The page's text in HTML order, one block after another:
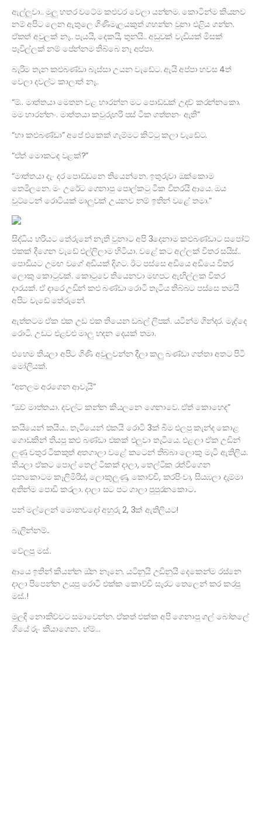
ඇල්ලුවා.. මුලු හතර වටේම කළුවර වෙලා යන්නම. කොටින්ම කියනව
නම් අපිට ලෙන ඇතුලෙ ගිණිමැලයකුත් ගහන්න වුනා එළිය ගන්න.
ඒකත් අවුලක් නෑ.. පැයයි, දෙකයි, තුනයි.. අඩුවක් වැඩියක් මිසක්
පෑවිල්ලක් නම් පේන්නම තිබ්බෙ නෑ අප්පා.
බැරිම තැන කළුබණ්ඩා බැස්සා උයන වැඩේට. ඇයි අප්පා හවස 4ත්
වෙලා දවල්ට කාලාත් නෑ..
“ම්.. මාත්තයා මෙතන වළ හාරන්න මට පොඩ්ඩක් උදව් කරන්නකො.
මම හාරන්නං. මාත්තයා කවුරුහරි පස් ටික ගත්තනං ඇති”
“හා කළුබණ්ඩා” අපේ එකෙක් ගැම්මට කිට්ටු කලා වැඩේට.
“ඒත් මොකටද වළක්?”
“මාත්තයා දැං දර පොඩ්ඩනෙ තියෙන්නෙ. ඉතුරුවා ඔක්කොම
තෙමිලනෙ. මං උරේට ගෙනාපු පොල්කටු ටික විතරයි ආයෙ. ඔය
චුට්ටෙන් රොටියක් මාලුවක් උයනව නම් ඉතින් වළේ තමා.”
සිද්ධිය හරියට තේරුනේ නැති වුනාට අපි 3දෙනාම කළුබණ්ඩාට සපෝට්
එකක් දීගෙන වැඩේ එල්ලිලාම හිටියා. වළේ කට අල්ලක් විතර සයිස්..
පොඩියට උමඟ වගේ අඩියක් දිගට. ඊට පස්සෙ අඩියෙ අඩියෙ විතර
ලොකු කොටුවක්. කොටුවෙ තියෙනවා මහපට ඇඟිල්ලක විතර
දාරයක්. ඒ දාරෙ උඩින් කළු බණ්ඩා රොටි තැටිය තිබ්බට පස්සෙ තමයි
අපිට වැඩේ තේරුනේ.
ඇත්තටම ඒක එක උඩ එක තියෙන ඩබල් ලිපක්. යටින්ම ගින්දර. මැද්දෙ
රොටි. උඩට එළවළු මාලු හදන දෙයක් තමා.
එහෙම තියලා අපිට ගිණි අවුලුවන්න දීලා කලු බණ්ඩා ගත්තා අතට පිටි
මෝලියක්.
“අනලම අරගෙන ආවැයි”
“ඔව් මාත්තයා. දවල්ට කන්න කියලනෙ ගෙනාවෙ. ඒත් කොහෙද”
කයියෙන් කයිය.. තැටියෙන් එකයි රොටි 3ක් බිම එලපු කැන්ද කොළ
ගොඩකින් තියපු කළු බණ්ඩා එකක් එලුවා තැටියෙ. එළලා ඒක උඩින්
ලුණු වතුර ටිකකුත් අතගාලා වළේ කටෙන් තිබ්බා ලොකු මැටි ඇතිලිය.
තියලා ඒකට පොල් තෙල් ටිකක් දාලා, තෙල්ටික රත්වීගෙන
එනකොටම කෑලිමිරිස්, ලොකුලූණු, කොච්චි, කරපිංචා, සියඹලා දැම්මා
අතින්ම පොඩි කරලා. දාලා සට පට ගාලා පුපුරනකොට..
පන් මල්ලෙන් මොනවදෝ අහුරු 2, 3ක් ඇතිලියට!
බැලින්නම්..
වේලපු මස්..
ආයෙ ඉතින් කියන්න ඔ්න නෑනෙ. යටිනුයි උඩිනුයි දෙකෙන්ම රස්නෙ
දාලා පිපෙන්න උයපු රොටි එක්ක කොච්චි සැරට තෙලෙන් කර කරපු
මස්..!
මුලදි නොකිව්වට සමාවෙන්න. ඒකත් එක්ක අපි ගෙනාපු ගල් බෝතලේ
ගියේ රූං කියාගෙන.. හ්ම්…